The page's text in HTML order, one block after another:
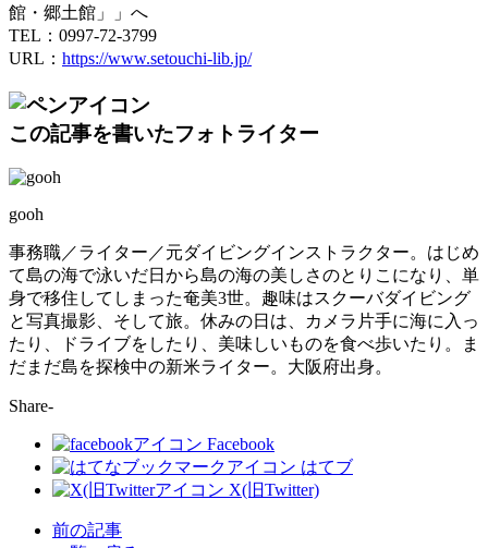
館・郷土館」」へ
TEL：0997-72-3799
URL： https://www.setouchi-lib.jp/
この記事を書いたフォトライター
gooh
事務職／ライター／元ダイビングインストラクター。はじめ
て島の海で泳いだ日から島の海の美しさのとりこになり、単
身で移住してしまった奄美3世。趣味はスクーバダイビング
と写真撮影、そして旅。休みの日は、カメラ片手に海に入っ
たり、ドライブをしたり、美味しいものを食べ歩いたり。ま
だまだ島を探検中の新米ライター。大阪府出身。
Share-
Facebook
はてブ
X(旧Twitter)
前の記事